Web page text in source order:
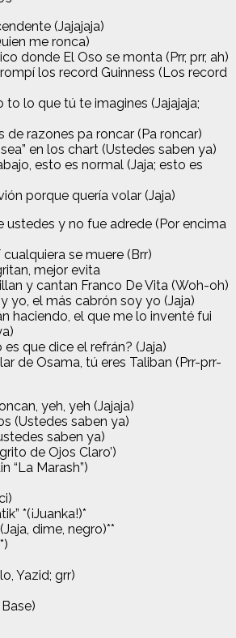
(Jajajaja)
me ronca)
donde El Oso se monta (Prr, prr, ah)
los record Guinness (Los record
to lo que tú te imagines (Jajajaja;
de razones pa roncar (Pa roncar)
en los chart (Ustedes saben ya)
esto es normal (Jaja; esto es
porque quería volar (Jaja)
ustedes y no fue adrede (Por encima
cualquiera se muere (Brr)
mejor evita
y cantan Franco De Vita (Woh-oh)
yo, el más cabrón soy yo (Jaja)
haciendo, el que me lo inventé fui
que dice el refrán? (Jaja)
de Osama, tú eres Taliban (Prr-prr-
yeh, yeh (Jajaja)
(Ustedes saben ya)
saben ya)
de Ojos Claro’)
“La Marash”)
*(¡Juanka!)*
dime, negro)**
Yazid; grr)